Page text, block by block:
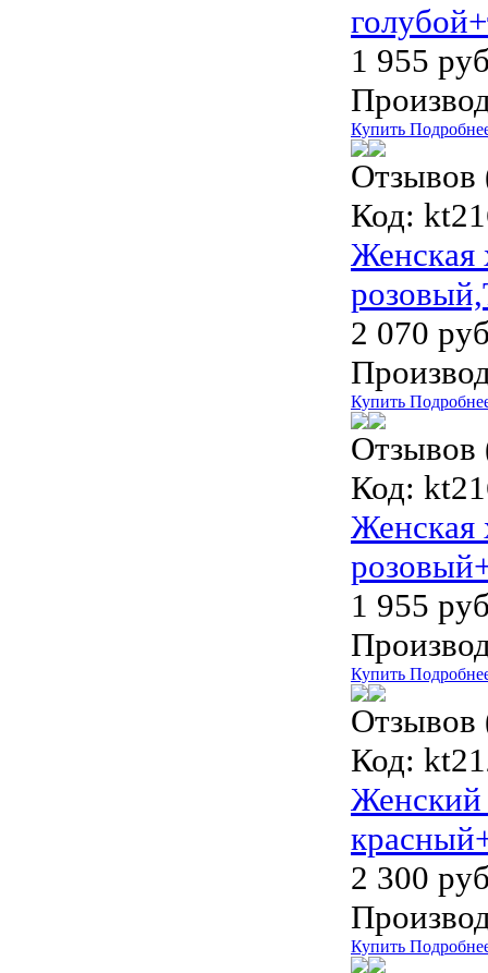
1 955
Купить
Отзывов
Код:
Женская
2 070
Купить
Отзывов
Код:
Женская
1 955
Купить
Отзывов
Код:
Женский
2 300
Купить